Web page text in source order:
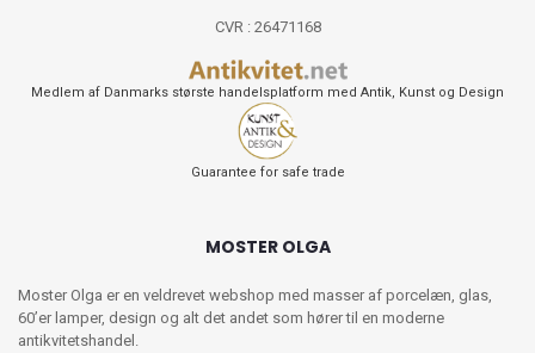
CVR : 26471168
Medlem af Danmarks største handelsplatform med Antik, Kunst og Design
Guarantee for safe trade
MOSTER OLGA
Moster Olga er en veldrevet webshop med masser af porcelæn, glas,
60’er lamper, design og alt det andet som hører til en moderne
antikvitetshandel.